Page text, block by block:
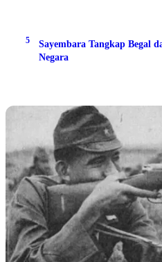
5
Sayembara Tangkap Begal
Negara